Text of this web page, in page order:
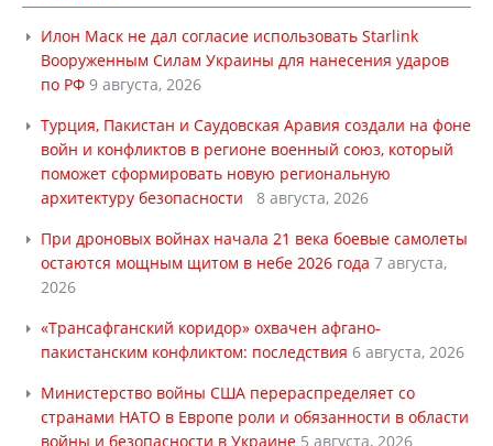
Илон Маск не дал согласие использовать Starlink
Вооруженным Силам Украины для нанесения ударов
по РФ 9 августа, 2026
Турция, Пакистан и Саудовская Аравия создали на фоне
войн и конфликтов в регионе военный союз, который
поможет сформировать новую региональную
архитектуру безопасности
8 августа, 2026
При дроновых войнах начала 21 века боевые самолеты
остаются мощным щитом в небе 2026 года 7 августа,
2026
«Трансафганский коридор» охвачен афгано-
пакистанским конфликтом: последствия 6 августа, 2026
Министерство войны США перераспределяет со
странами НАТО в Европе роли и обязанности в области
войны и безопасности в Украине 5 августа, 2026